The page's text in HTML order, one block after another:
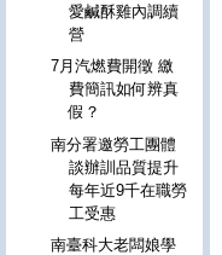
愛鹹酥雞內調續
營
7月汽燃費開徵 繳
費簡訊如何辨真
假？
南分署邀勞工團體
談辦訓品質提升
每年近9千在職勞
工受惠
南臺科大老闆娘學